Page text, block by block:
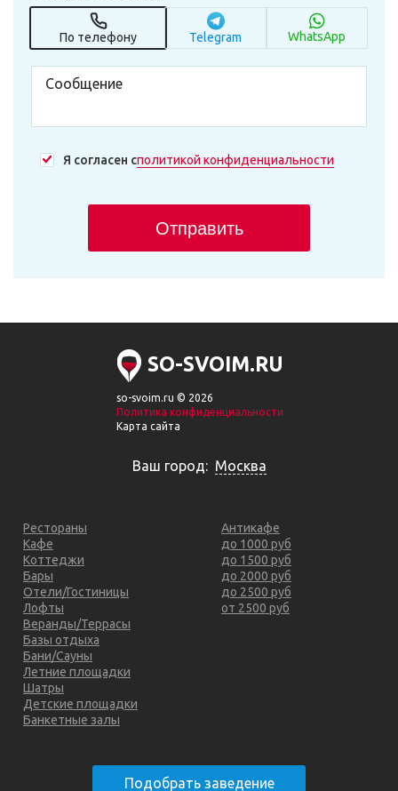
По телефону Telegram WhatsApp
Я согласен сполитикой конфиденциальности
Отправить
SO-SVOIM.RU
so-svoim.ru © 2026
Политика конфиденциальности
Карта сайта
Ваш город: Москва
Рестораны
Кафе
Коттеджи
Бары
Отели/Гостиницы
Лофты
Веранды/Террасы
Базы отдыха
Бани/Сауны
Летние площадки
Шатры
Детские площадки
Банкетные залы
Антикафе
до 1000 руб
до 1500 руб
до 2000 руб
до 2500 руб
от 2500 руб
Подобрать заведение